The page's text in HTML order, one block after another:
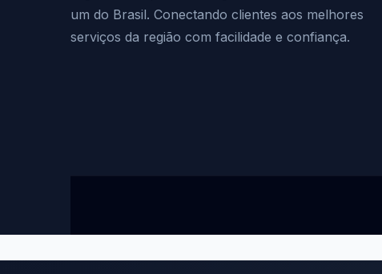
um do Brasil. Conectando clientes aos melhores
serviços da região com facilidade e confiança.